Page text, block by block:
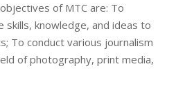
objectives of MTC are: To
skills, knowledge, and ideas to
To conduct various journalism
of photography, print media,